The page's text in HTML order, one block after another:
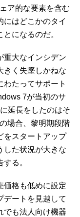
ア的な要素を含む
にはどこかのタイ
になるのだ。
重大なインシデン
きく失墜しかねな
わたってサポート
7が当初のサ
延長をしたのはそ
場合、黎明期段階
をスタートアップ
した状況が大きな
る。
価格も低めに設定
デートを見越して
でも法人向け機器